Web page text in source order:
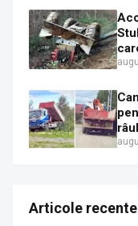
Articole recente